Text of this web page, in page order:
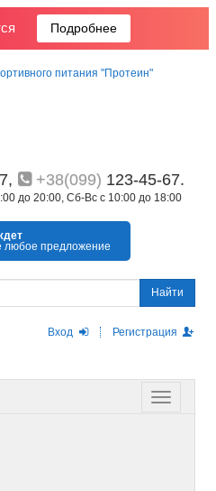
Подробнее
+38(099) 123-45-67.
до 20:00, Сб-Вс с 10:00 до 18:00
любое предложение
Найти
Вход Регистрация